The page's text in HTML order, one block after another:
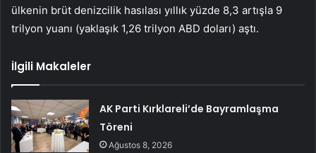
ülkenin brüt denizcilik hasılası yıllık yüzde 8,3 artışla 9
trilyon yuanı (yaklaşık 1,26 trilyon ABD doları) aştı.
İlgili Makaleler
AK Parti Kırklareli’de Bayramlaşma
Töreni
Ağustos 8, 2026